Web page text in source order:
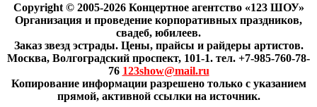
Copyright © 2005-2026 Концертное агентство «123 ШОУ»
Организация и проведение корпоративных праздников,
свадеб, юбилеев.
Заказ звезд эстрады. Цены, прайсы и райдеры артистов.
Москва, Волгоградский проспект, 101-1. тел. +7-985-760-78-
76 123show@mail.ru
Копирование информации разрешено только с указанием
прямой, активной ссылки на источник.